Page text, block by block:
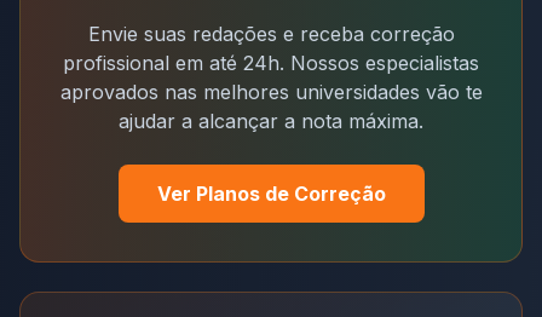
Envie suas redações e receba correção
profissional em até 24h. Nossos especialistas
aprovados nas melhores universidades vão te
ajudar a alcançar a nota máxima.
Ver Planos de Correção